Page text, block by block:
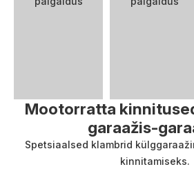
Mootorratta
garaažis-
Spetsiaalsed klambrid
kinnitamiseks.